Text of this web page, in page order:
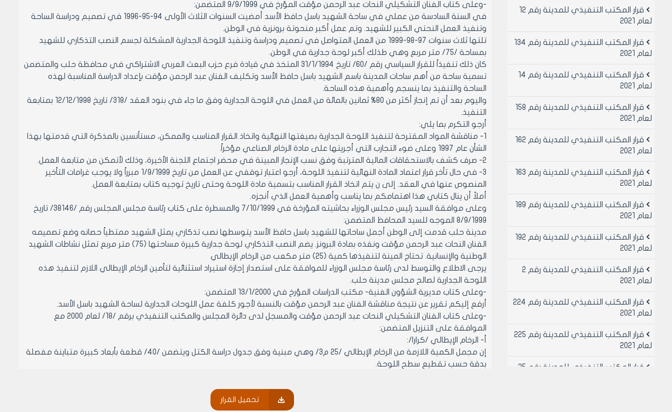
-وعلى كتاب الفنان التشكيلي النحات عبد الرحمن مؤقت المؤرخ في 9/9/1999 المتضمن:
في السنة السادسة من عملي في ساحة الشهيد باسل حافظ الأسد أمضيت السنوات الثلاث الأولى 94-95-1996 في تصميم ودراسة الساحة
وتنفيذ العمل النحتي الكبير للشهيد. وتم عمل أكبر منحوتة برونزية في الوطن.
تلتها ثلاث سنوات 97-98-1999 من العمل المتواصل في تصميم ودراسة وتنفيذ اللوحة الجدارية المشكلة لجسم النصب التذكاري للشهيد
بمساحة /75/ متر مربع وهي طذلك أكبر لوحة جدارية في الوطن.
كان ذلك تنفيذاً للقرار السياسي رقم /60/ تاريخ 31/1/1994 المتخذ في قيادة فرع حزب البعث العربي الاشتراكي في محافظة حلب والمتضمن
تسمية ساحة من أهم ساحات المدينة باسم الشهيد باسل حافظ الأسد وتكليف الفنان عبد الرحمن مؤقت بإعداد الدراسة المناسبة لهذه
الساحة والتنفيذ بما ينسجم وأهمية هذه الساحة.
واليوم بعد أن تم إنجاز أكثر من 80% ثمانين بالمائة من العمل في اللوحة الجدارية وفق ما جاء في بنود العقد /318/ تاريخ 12/12/1998 بمتابعة
التنفيذ.
أرجو التكرم بما يلي:
1- مناقشة المواد المقترحة لتنفيذ اللوحة الجدارية بصيغتها النهائية واتخاذ القرار المناسب والممكن، مستأنسين بالمذكرة التي قدمتها بهذا
الشأن عام 1997 وعلى ضوء التجارب التي أجريتها على مادة الرخام الصناعي مؤخراً.
2- صرف كشف بالاستحقاقات المالية المترتبة وفق نسب الإنجاز المبينة في محضر اجتماع اللجنة الأخيرة، وذلك لأتمكن من متابعة العمل.
3- في حال تأخر قرار اعتماد المادة النهائية لتنفيذ اللوحة، أرجو اعتبار توقفي عن العمل من تاريخ 1/9/1999 مبرراً ولا يوجب غرامات التأخير
المنصوص عنها في العقد. إلى ن يتم اتخاذ القرار المناسب بتسمية مادة اللوحة وحتى تاريخ توجيه كتاب بمتابعة العمل.
أملاً أن ينال كتابي هذا اهتمامكم بما يناسب وأهمية العمل الذي أنجزه.
وعلى موافقة السيد رئيس مجلس الوزراء بحاشيته المؤرخة في 7/10/1999 والمسطرة على كتاب رئاسة مجلس المجلس رقم /38146/ تاريخ
8/9/1999 الموجه للسيد المحافظ المتضمن:
مدينة حلب قدمت إلى الوطن أجمل ساحاتها للشهيد باسل حافظ الأسد يتوسطها نصب تذكاري يمثل الشهيد ممتطياً حصانه وضع تصميمه
الفنان النحات عبد الرحمن مؤقت ونفذه بمادة البرونز. يضم النصب التذكاري لوحة جدارية كبيرة مساحتها (75) متر مربع تمثل نشاطات الشهيد
الوطنية والإنسانية. تحتاج المينة لتنفيذها كمية (25) متر مكعب من الرخام الإيطالي
يرجى الاطلاع والتوسط لدى رئاسة مجلس الوزراء للموافقة على استصدار إجازة استيراد استثنائية لتأمين الرخام الإيطالي اللازم لتنفيذ هذه
اللوحة الجدارية لصالح مجلس مدينة حلب.
-وعلى كتاب مديرية الشؤون الفنية- مكتب الدراسات المؤرخ في 13/1/2000 المتضمن:
أرفع إليكم تقرير عن نتيجة مناقشة الفنان عبد الرحمن مؤقت بالنسبة لأجور كلفة عمل اللوحات الجدارية لساحة الشهيد باسل الأسد.
-وعلى كتاب الفنان التشكيلي النحات عبد الرحمن مؤقت والمسجل لدى دائرة المجلس والمكتب التنفيذي برقم /18/ لعام 2000 مع
الموافقة على التنزيل المتضمن:
أ- الرخام الإيطالي /كرارا/:
إن مجمل الكمية اللازمة من الرخام الإيطالي /25 م3/ وهي مبنية وفق جدول دراسة الكتل ويتضمن /40/ قطعة بأبعاد كبيرة متباينة مفصلة
بدقة حسب تقطيع سطح اللوحة.
تحميل القرار
قرار المكتب التنفيذي للمدينة رقم 12
لعام 2021
قرار المكتب التنفيذي للمدينة رقم 134
لعام 2021
قرار المكتب التنفيذي للمدينة رقم 14
لعام 2021
قرار المكتب التنفيذي للمدينة رقم 158
لعام 2021
قرار المكتب التنفيذي للمدينة رقم 162
لعام 2021
قرار المكتب التنفيذي للمدينة رقم 163
لعام 2021
قرار المكتب التنفيذي للمدينة رقم 189
لعام 2021
قرار المكتب التنفيذي للمدينة رقم 192
لعام 2021
قرار المكتب التنفيذي للمدينة رقم 2
لعام 2021
قرار المكتب التنفيذي للمدينة رقم 224
لعام 2021
قرار المكتب التنفيذي للمدينة رقم 225
لعام 2021
قرار المكتب التنفيذي للمدينة رقم 25